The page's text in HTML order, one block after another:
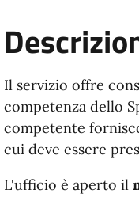
Il servizio offre
competenza dello
competente
cui deve essere
L'ufficio è aperto il